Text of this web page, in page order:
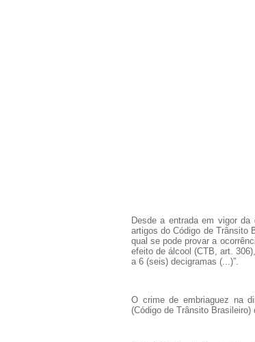
Desde a entrada em vigor da
artigos do Código de Trânsito
qual se pode provar a
efeito de álcool (CTB, art.
a 6 (seis) decigramas (...)”.
O crime de embriaguez na
(Código de Trânsito Brasileiro)